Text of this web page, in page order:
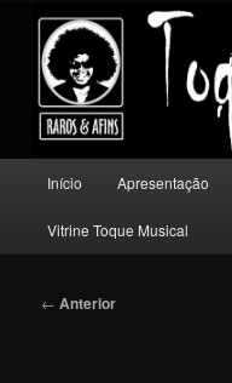
conteúdo
principalToque
Um lugar para quem escuta
principal
Início Apresentação
Vitrine Toque Musical
Navegação
← Anterior